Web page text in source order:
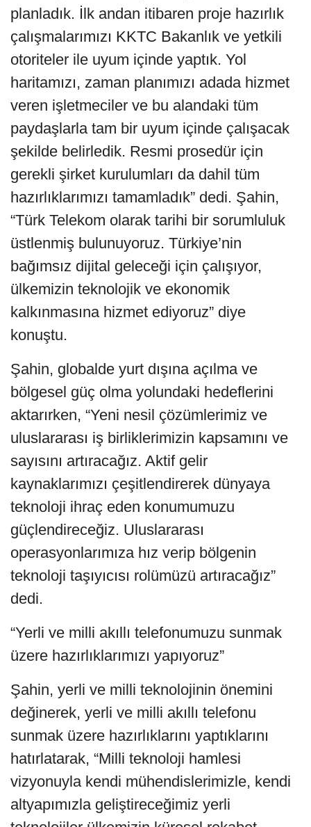
planladık. İlk andan itibaren proje hazırlık
çalışmalarımızı KKTC Bakanlık ve yetkili
otoriteler ile uyum içinde yaptık. Yol
haritamızı, zaman planımızı adada hizmet
veren işletmeciler ve bu alandaki tüm
paydaşlarla tam bir uyum içinde çalışacak
şekilde belirledik. Resmi prosedür için
gerekli şirket kurulumları da dahil tüm
hazırlıklarımızı tamamladık” dedi. Şahin,
“Türk Telekom olarak tarihi bir sorumluluk
üstlenmiş bulunuyoruz. Türkiye’nin
bağımsız dijital geleceği için çalışıyor,
ülkemizin teknolojik ve ekonomik
kalkınmasına hizmet ediyoruz” diye
konuştu.
Şahin, globalde yurt dışına açılma ve
bölgesel güç olma yolundaki hedeflerini
aktarırken, “Yeni nesil çözümlerimiz ve
uluslararası iş birliklerimizin kapsamını ve
sayısını artıracağız. Aktif gelir
kaynaklarımızı çeşitlendirerek dünyaya
teknoloji ihraç eden konumumuzu
güçlendireceğiz. Uluslararası
operasyonlarımıza hız verip bölgenin
teknoloji taşıyıcısı rolümüzü artıracağız”
dedi.
“Yerli ve milli akıllı telefonumuzu sunmak
üzere hazırlıklarımızı yapıyoruz”
Şahin, yerli ve milli teknolojinin önemini
değinerek, yerli ve milli akıllı telefonu
sunmak üzere hazırlıklarını yaptıklarını
hatırlatarak, “Milli teknoloji hamlesi
vizyonuyla kendi mühendislerimizle, kendi
altyapımızla geliştireceğimiz yerli